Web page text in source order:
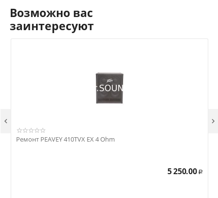
Возможно вас
заинтересуют
Ремонт PEAVEY 410TVX EX 4 Ohm
5 250.00 Р
 